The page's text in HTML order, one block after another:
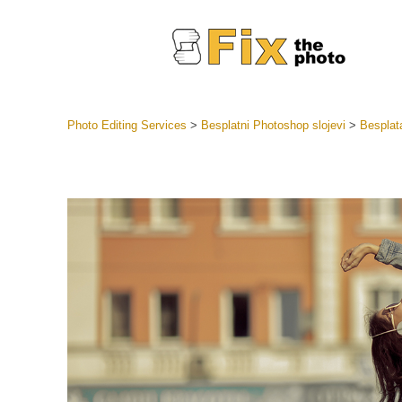
ponude
Mobilne
Photo Editing Services > Besplatni Photoshop slojevi >